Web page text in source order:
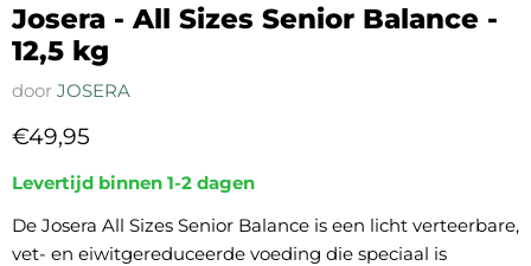
Josera - All Sizes Senior Balance -
12,5 kg
door JOSERA
Huidige prijs
€49,95
Levertijd binnen 1-2 dagen
De Josera All Sizes Senior Balance is een licht verteerbare,
vet- en eiwitgereduceerde voeding die speciaal is